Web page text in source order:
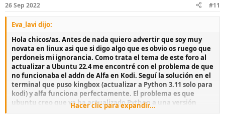
26 Sep 2022 #11
Eva_lavi dijo:
Hola chicos/as. Antes de nada quiero advertir que soy muy
novata en linux asi que si digo algo que es obvio os ruego que
perdoneis mi ignorancia. Como trata el tema de este foro al
actualizar a Ubuntu 22.4 me encontré con el problema de que
no funcionaba el addn de Alfa en Kodi. Seguí la solución en el
terminal que puso kingbox (actualizar a Python 3.11 solo para
kodi) y alfa funciona perfectamente. El problema es que
ubuntu creo que ya ha actualizado Python a una versión
nueva (la 3.10.6) que en teoria ya serviria para que alfa
Hacer clic para expandir...